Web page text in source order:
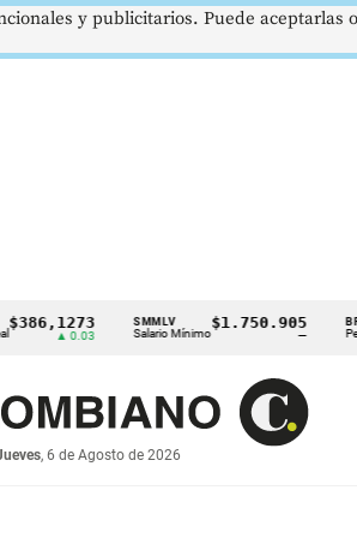
▲ 0.03
SMMLV
Salario Mínimo
$1.750.905 BRENT
Petróleo
, 6 de Agosto de 2026
y publicitarios. Puede aceptarlas